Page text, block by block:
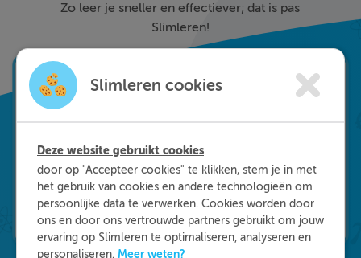
Zo leer je sneller en effectiever; dat is pas
Slimleren!
Slimleren cookies
Deze website gebruikt cookies
door op "Accepteer cookies" te klikken, stem je in met
het gebruik van cookies en andere technologieën om
persoonlijke data te verwerken. Cookies worden door
ons en door ons vertrouwde partners gebruikt om jouw
ervaring op Slimleren te optimaliseren, analyseren en
personaliseren. Meer weten?